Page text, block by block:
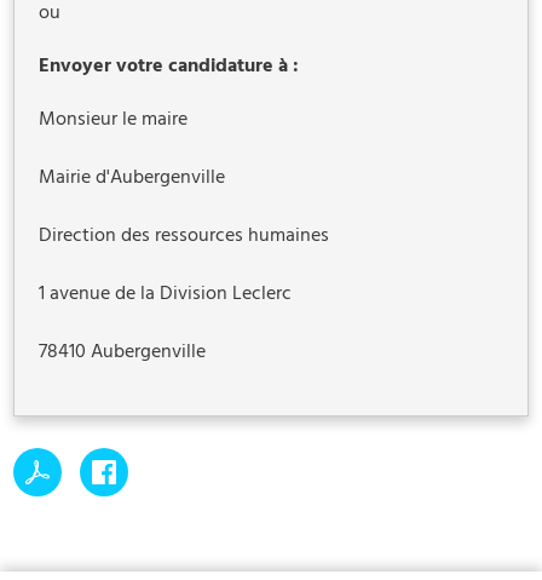
ou
Envoyer votre candidature à :
Monsieur le maire
Mairie d'Aubergenville
Direction des ressources humaines
1 avenue de la Division Leclerc
78410 Aubergenville